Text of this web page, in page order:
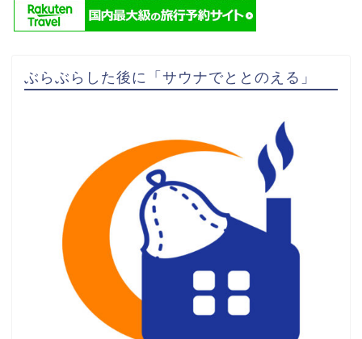
ぶらぶらした後に「サウナでととのえる」